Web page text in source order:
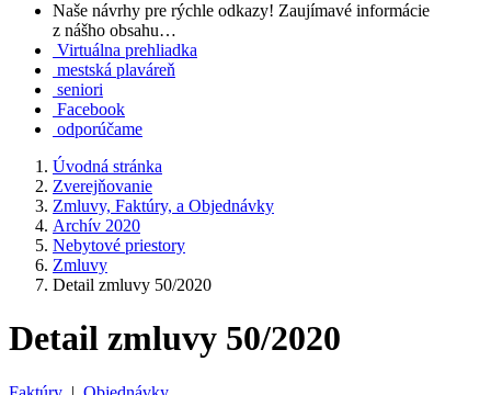
Naše návrhy pre rýchle odkazy! Zaujímavé informácie
z nášho obsahu…
Virtuálna prehliadka
mestská plaváreň
seniori
Facebook
odporúčame
Úvodná stránka
Zverejňovanie
Zmluvy, Faktúry, a Objednávky
Archív 2020
Nebytové priestory
Zmluvy
Detail zmluvy 50/2020
Detail zmluvy 50/2020